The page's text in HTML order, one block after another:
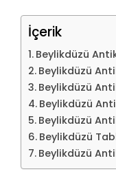
İçerik
Beylikdüzü
Beylikdüzü
Beylikdüzü
Beylikdüzü
Beylikdüzü
Beylikdüzü
Beylikdüzü